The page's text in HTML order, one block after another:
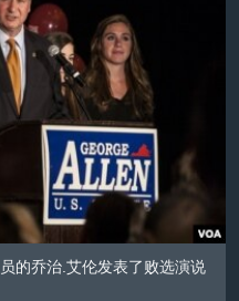
的乔治.艾伦发表了败选演说